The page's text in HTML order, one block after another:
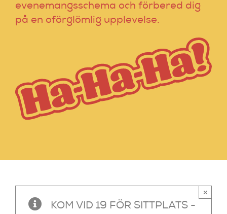
evenemangsschema och förbered dig
på en oförglömlig upplevelse.
KOM VID 19 FÖR SITTPLATS -
×